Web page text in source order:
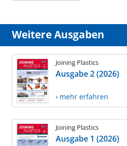
Weitere Ausgaben
Joining Plastics
Ausgabe 2 (2026)
› mehr erfahren
Joining Plastics
Ausgabe 1 (2026)